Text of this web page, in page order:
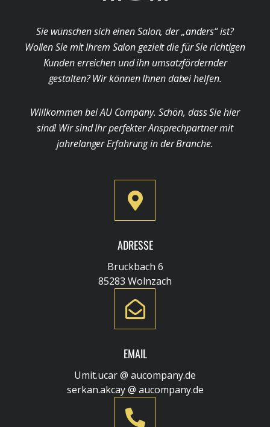
Sie wünschen sich einen Salon, der „anders“ ist?
Wollen Sie mit Ihrem Salon gezielt die für Sie richtigen
Kunden erreichen und ihn umsatzfördernder
gestalten? Wir können Ihnen dabei helfen.
Willkommen bei AU Company. Schön, dass Sie hier
sind! Wir sind Ihr perfekter Ansprechpartner mit
jahrelanger Erfahrung in der Branche.
ADRESSE
Bruckbach 6
85283 Wolnzach
EMAIL
Umit.ucar @ aucompany.de
serkan.akcay @ aucompany.de